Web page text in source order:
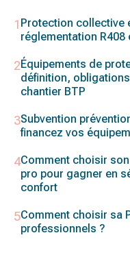
Protection collective
réglementation
Équipements de
définition,
chantier BTP
Subvention
financez vos
Comment choisir
pro pour gagner en
confort
Comment choisir sa
professionnels ?